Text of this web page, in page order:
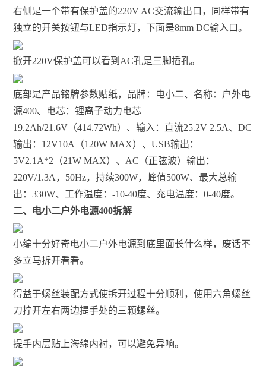
右侧是一个带有保护盖的220V AC交流输出口，同样带有
独立的开关按钮与LED指示灯，下面是8mm DC输入口。
掀开220V保护盖可以看到AC孔是三脚插孔。
底部是产品铭牌参数贴纸，品牌：电小二、名称：户外电
源400、电芯：锂离子动力电芯
19.2Ah/21.6V（414.72Wh）、输入：直流25.2V 2.5A、DC
输出：12V10A（120W MAX）、USB输出：
5V2.1A*2（21W MAX）、AC（正弦波）输出：
220V/1.3A，50Hz，持续300W，峰值500W、最大总输
出：330W、工作温度：-10-40度、充电温度：0-40度。
二、电小二户外电源400拆解
小编十分好奇电小二户外电源到底里面长什么样，废话不
多立马拆开看看。
得益于螺丝装配方式使拆开过程十分顺利，使用六角螺丝
刀拧开左右两边提手处的三颗螺丝。
提手内层贴上海绵内衬，可以避免异响。